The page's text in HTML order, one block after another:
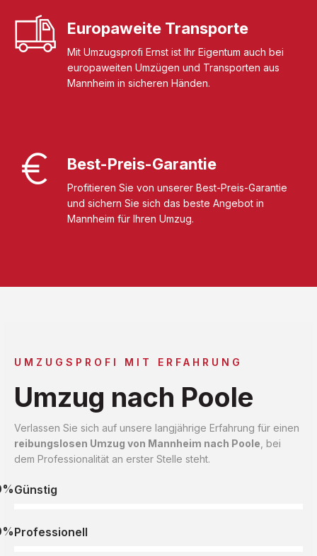
Europaweite Transporte
Mit Umzugsprofi Ernst ist Ihr Eigentum auch bei
europaweiten Umzügen und Transporten aus
Mannheim in sicheren Händen.
Best-Preis-Garantie
Profitieren Sie von unserer Best-Preis-Garantie
und sichern Sie sich das beste Angebot in
Mannheim für Ihren Umzug.
UMZUGSPROFI MIT ERFAHRUNG
Umzug nach Poole
Verlassen Sie sich auf unsere langjährige Erfahrung für einen
reibungslosen Umzug von Mannheim nach Poole , bei
dem Professionalität an erster Stelle steht.
Günstig
Professionell